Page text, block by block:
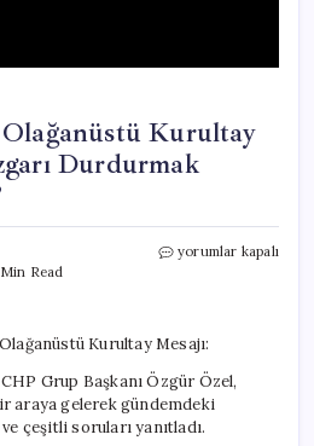
Olağanüstü Kurultay
Durdurmak
Read
Özgür
“Bu
Rüzgarı
Durdurmak
Mümkün
Değil”
yorumlar kapalı
Grup Başkanı Özgür Özel,
araya gelerek gündemdeki
çeşitli soruları yanıtladı.